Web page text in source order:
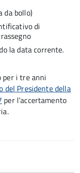
da bollo)
di
la data corrente.
per i tre anni
del Presidente della
per l’accertamento